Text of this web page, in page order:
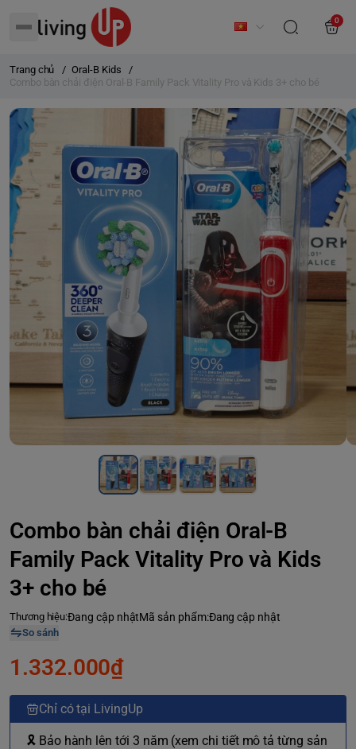
0
Trang chủ / Oral-B Kids
/
Combo bàn chải điện Oral-B Family Pack Vitality Pro và Kids 3+ cho bé
Combo bàn chải điện Oral-B
Family Pack Vitality Pro và Kids
3+ cho bé
Thương hiệu:Đang cập nhậtMã sản phẩm:Đang cập nhật
So sánh
1.332.000₫
Chỉ có tại LivingUp
🎗 Bảo hành lên tới 3 năm (xem chi tiết mô tả từng sản